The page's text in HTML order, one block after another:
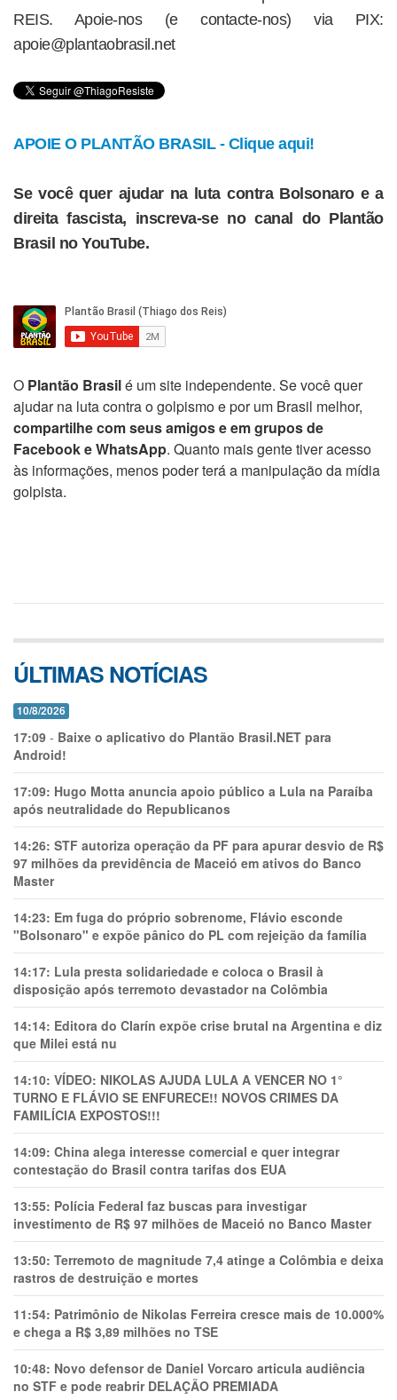
REIS. Apoie-nos (e contacte-nos) via PIX:
apoie@plantaobrasil.net
APOIE O PLANTÃO BRASIL - Clique aqui!
Se você quer ajudar na luta contra Bolsonaro e a
direita fascista, inscreva-se no canal do Plantão
Brasil no YouTube.
O Plantão Brasilé um site independente. Se você quer
ajudar na luta contra o golpismo e por um Brasil melhor,
compartilhe com seus amigos e em grupos de
Facebook e WhatsApp. Quanto mais gente tiver acesso
às informações, menos poder terá a manipulação da mídia
golpista.
ÚLTIMAS NOTÍCIAS
10/8/2026
17:09 - Baixe o aplicativo do Plantão Brasil.NET para
Android!
17:09: Hugo Motta anuncia apoio público a Lula na Paraíba
após neutralidade do Republicanos
14:26: STF autoriza operação da PF para apurar desvio de R$
97 milhões da previdência de Maceió em ativos do Banco
Master
14:23: Em fuga do próprio sobrenome, Flávio esconde
"Bolsonaro" e expõe pânico do PL com rejeição da família
14:17: Lula presta solidariedade e coloca o Brasil à
disposição após terremoto devastador na Colômbia
14:14: Editora do Clarín expõe crise brutal na Argentina e diz
que Milei está nu
14:10: VÍDEO: NIKOLAS AJUDA LULA A VENCER NO 1°
TURNO E FLÁVIO SE ENFURECE!! NOVOS CRIMES DA
FAMILÍCIA EXPOSTOS!!!
14:09: China alega interesse comercial e quer integrar
contestação do Brasil contra tarifas dos EUA
13:55: Polícia Federal faz buscas para investigar
investimento de R$ 97 milhões de Maceió no Banco Master
13:50: Terremoto de magnitude 7,4 atinge a Colômbia e deixa
rastros de destruição e mortes
11:54: Patrimônio de Nikolas Ferreira cresce mais de 10.000%
e chega a R$ 3,89 milhões no TSE
10:48: Novo defensor de Daniel Vorcaro articula audiência
no STF e pode reabrir DELAÇÃO PREMIADA